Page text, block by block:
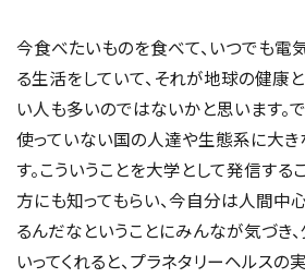
今食べたいものを食べて、いつでも
る生活をしていて、それが地球の健康
い人も多いのではないかと思います。
使っていない国の人達や生態系に大
す。こういうことを大学として発信する
方にも知ってもらい、今自分は人間中
るんだなということにみんなが気づき
いってくれると、プラネタリーヘルスの